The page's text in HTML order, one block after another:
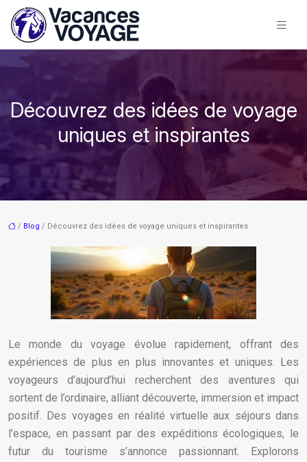
Découvrez des idées de voyage
uniques et inspirantes
/ Blog / Découvrez des idées de voyage uniques et inspirantes
Le monde du voyage évolue rapidement, offrant des
expériences de plus en plus innovantes et uniques. Les
voyageurs d’aujourd’hui recherchent des aventures qui
sortent de l’ordinaire, alliant découverte, immersion et impact
positif. Des voyages en réalité virtuelle aux séjours dans
l’espace, en passant par des expéditions écologiques, le
futur du tourisme s’annonce passionnant. Explorons